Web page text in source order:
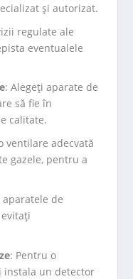
și autorizat.
regulate ale
eventualele
: Alegeți aparate de
să fie în
calitate.
ventilare adecvată
gazele, pentru a
aparatele de
: Pentru o
instala un detector